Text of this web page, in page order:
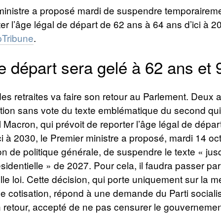
a proposé mardi de suspendre
l’âge légal de départ de 62 ans à 64 ans d’ici à
.
départ sera gelé à 62 ans et
retraites va faire son retour au Parlement. Deux
sans vote du texte emblématique du second
Macron, qui prévoit de reporter l’âge légal de
à 2030, le Premier ministre a proposé, mardi 14
de politique générale, de suspendre le texte «
» de 2027. Pour cela, il faudra passer
loi. Cette décision, qui porte uniquement sur la
cotisation, répond à une demande du Parti
retour, accepté de ne pas censurer le